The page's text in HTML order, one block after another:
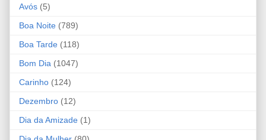
Avós (5)
Boa Noite (789)
Boa Tarde (118)
Bom Dia (1047)
Carinho (124)
Dezembro (12)
Dia da Amizade (1)